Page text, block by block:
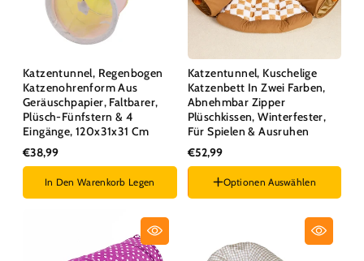
Katzentunnel, Regenbogen
Katzenohrenform Aus
Geräuschpapier, Faltbarer,
Plüsch-Fünfstern & 4
Eingänge, 120x31x31 Cm
€38,99
In Den Warenkorb Legen
Katzentunnel, Kuschelige
Katzenbett In Zwei Farben,
Abnehmbar Zipper
Plüschkissen, Winterfester,
Für Spielen & Ausruhen
€52,99
Optionen Auswählen